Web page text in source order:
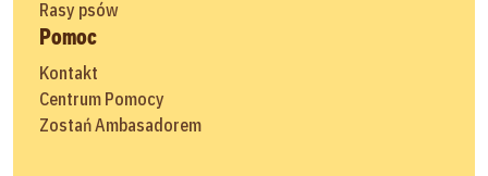
Rasy psów
Pomoc
Kontakt
Centrum Pomocy
Zostań Ambasadorem